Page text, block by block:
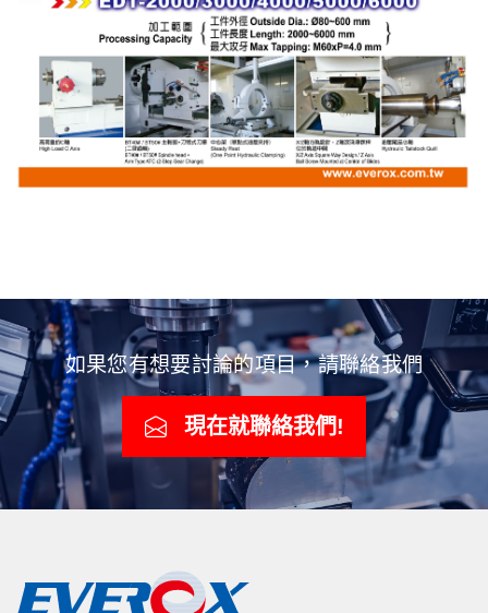
如果您有想要討論的項目，請聯絡我們
現在就聯絡我們!